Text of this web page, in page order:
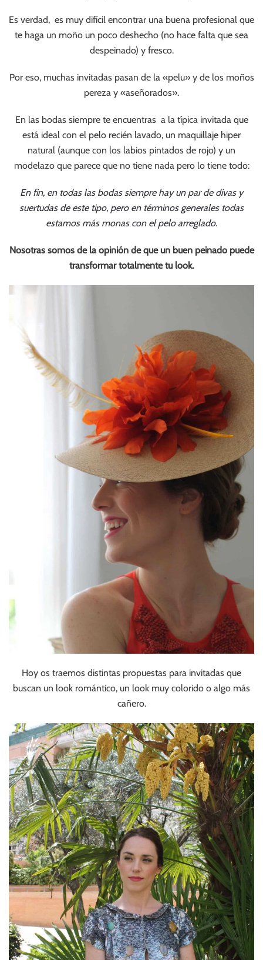
Es verdad, es muy difícil encontrar una buena profesional que
te haga un moño un poco deshecho (no hace falta que sea
despeinado) y fresco.
Por eso, muchas invitadas pasan de la «pelu» y de los moños
pereza y «aseñorados».
En las bodas siempre te encuentras a la típica invitada que
está ideal con el pelo recién lavado, un maquillaje hiper
natural (aunque con los labios pintados de rojo) y un
modelazo que parece que no tiene nada pero lo tiene todo:
En fin, en todas las bodas siempre hay un par de divas y
suertudas de este tipo, pero en términos generales todas
estamos más monas con el pelo arreglado.
Nosotras somos de la opinión de que un buen peinado puede
transformar totalmente tu look.
Hoy os traemos distintas propuestas para invitadas que
buscan un look romántico, un look muy colorido o algo más
cañero.